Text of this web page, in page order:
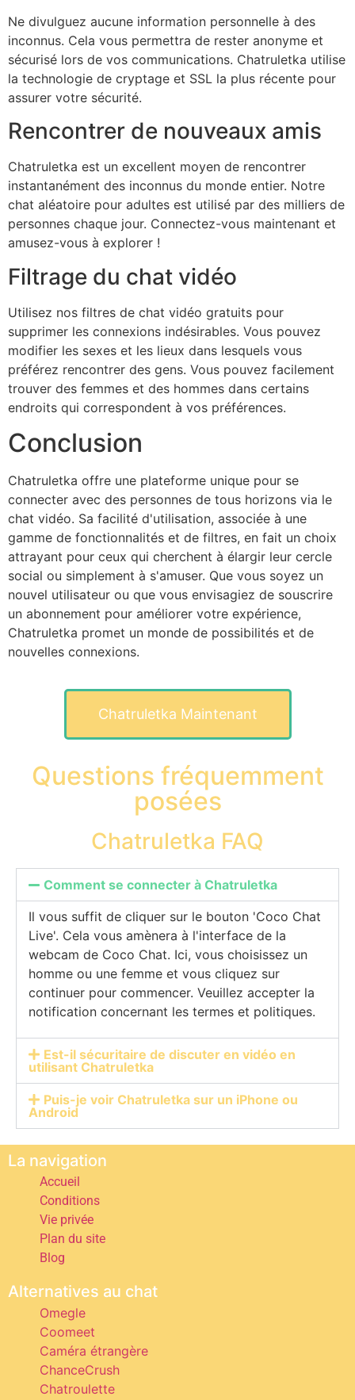
Ne divulguez aucune information personnelle à des
inconnus. Cela vous permettra de rester anonyme et
sécurisé lors de vos communications. Chatruletka utilise
la technologie de cryptage et SSL la plus récente pour
assurer votre sécurité.
Rencontrer de nouveaux amis
Chatruletka est un excellent moyen de rencontrer
instantanément des inconnus du monde entier. Notre
chat aléatoire pour adultes est utilisé par des milliers de
personnes chaque jour. Connectez-vous maintenant et
amusez-vous à explorer !
Filtrage du chat vidéo
Utilisez nos filtres de chat vidéo gratuits pour
supprimer les connexions indésirables. Vous pouvez
modifier les sexes et les lieux dans lesquels vous
préférez rencontrer des gens. Vous pouvez facilement
trouver des femmes et des hommes dans certains
endroits qui correspondent à vos préférences.
Conclusion
Chatruletka offre une plateforme unique pour se
connecter avec des personnes de tous horizons via le
chat vidéo. Sa facilité d'utilisation, associée à une
gamme de fonctionnalités et de filtres, en fait un choix
attrayant pour ceux qui cherchent à élargir leur cercle
social ou simplement à s'amuser. Que vous soyez un
nouvel utilisateur ou que vous envisagiez de souscrire
un abonnement pour améliorer votre expérience,
Chatruletka promet un monde de possibilités et de
nouvelles connexions.
Chatruletka Maintenant
Questions fréquemment
posées
Chatruletka FAQ
Comment se connecter à Chatruletka
Il vous suffit de cliquer sur le bouton 'Coco Chat
Live'. Cela vous amènera à l'interface de la
webcam de Coco Chat. Ici, vous choisissez un
homme ou une femme et vous cliquez sur
continuer pour commencer. Veuillez accepter la
notification concernant les termes et politiques.
Est-il sécuritaire de discuter en vidéo en
utilisant Chatruletka
Puis-je voir Chatruletka sur un iPhone ou
Android
La navigation
Accueil
Conditions
Vie privée
Plan du site
Blog
Alternatives au chat
Omegle
Coomeet
Caméra étrangère
ChanceCrush
Chatroulette